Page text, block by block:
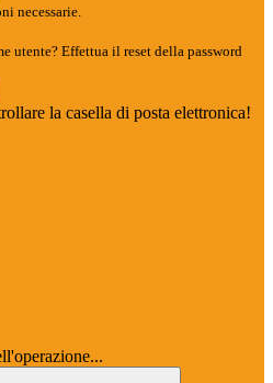
necessarie.
utente? Effettua il reset della password
la casella di posta elettronica!